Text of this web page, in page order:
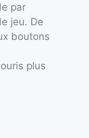
par
jeu. De
boutons
plus